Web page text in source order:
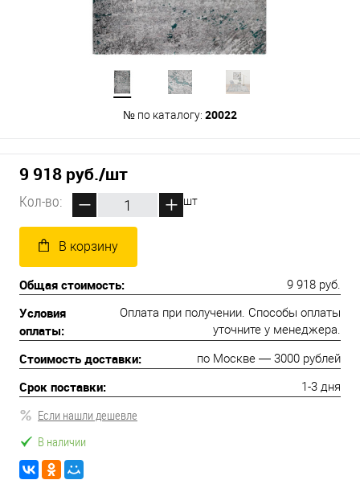
№ по каталогу: 20022
9 918 руб./шт
Кол-во: шт
В корзину
Общая стоимость: 9 918 руб.
Условия
оплаты:
Оплата при получении. Способы оплаты
уточните у менеджера.
Стоимость доставки: по Москве — 3000 рублей
Срок поставки: 1-3 дня
Если нашли дешевле
В наличии